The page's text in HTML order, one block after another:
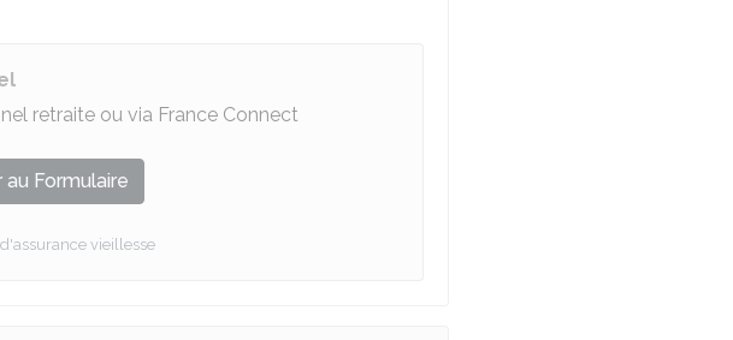
retraite ou via France Connect
Formulaire
vieillesse